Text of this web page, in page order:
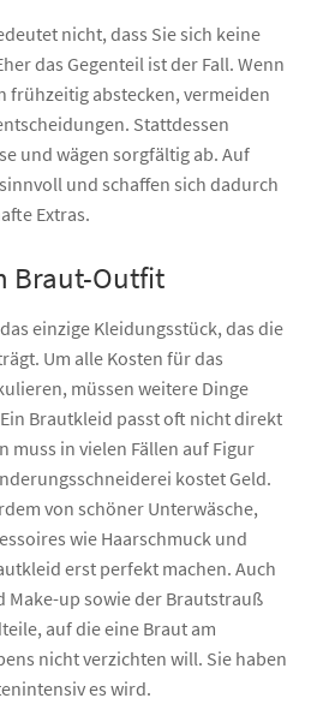
nicht, dass Sie sich keine
das Gegenteil ist der Fall. Wenn
frühzeitig abstecken, vermeiden
Stattdessen
und wägen sorgfältig ab. Auf
und schaffen sich dadurch
Extras.
Braut-Outfit
einzige Kleidungsstück, das die
Um alle Kosten für das
müssen weitere Dinge
Brautkleid passt oft nicht direkt
muss in vielen Fällen auf Figur
kostet Geld.
von schöner Unterwäsche,
wie Haarschmuck und
erst perfekt machen. Auch
Make-up sowie der Brautstrauß
auf die eine Braut am
nicht verzichten will. Sie haben
es wird.